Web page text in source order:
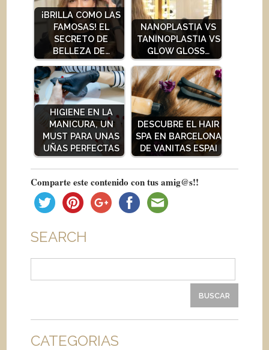
¡BRILLA COMO LAS
FAMOSAS! EL
SECRETO DE
BELLEZA DE…
NANOPLASTIA VS
TANINOPLASTIA VS
GLOW GLOSS…
HIGIENE EN LA
MANICURA, UN
MUST PARA UNAS
UÑAS PERFECTAS
DESCUBRE EL HAIR
SPA EN BARCELONA
DE VANITAS ESPAI
Comparte este contenido con tus amig@s!!
SEARCH
CATEGORIAS